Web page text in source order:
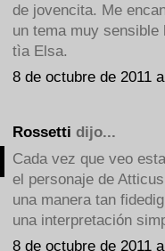
de jovencita. Me
un tema muy sensible
tìa Elsa.
8 de octubre de 2011
Rossetti dijo...
Cada vez que veo
el personaje de
una manera tan
una interpretación
8 de octubre de 2011